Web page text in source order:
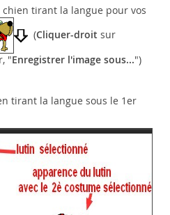
chien tirant la langue pour vos
(Cliquer-droit sur
"Enregistrer l'image sous...")
tirant la langue sous le 1er